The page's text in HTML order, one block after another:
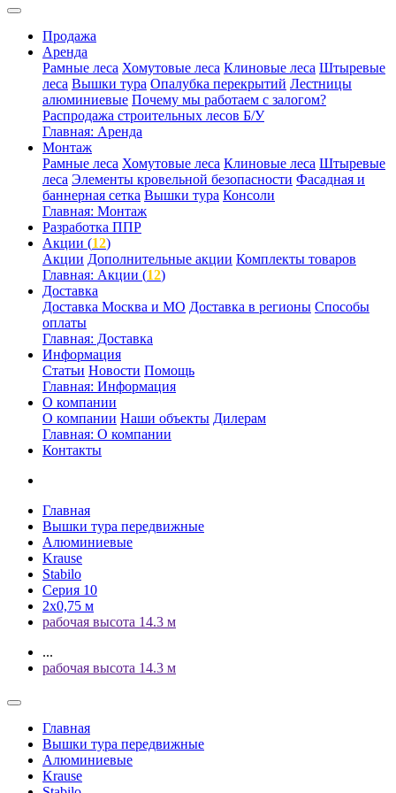
Продажа
Аренда
Рамные леса Хомутовые леса Клиновые леса Штыревые
леса Вышки тура Опалубка перекрытий Лестницы
алюминиевые Почему мы работаем с залогом?
Распродажа строительных лесов Б/У
Главная: Аренда
Монтаж
Рамные леса Хомутовые леса Клиновые леса Штыревые
леса Элементы кровельной безопасности Фасадная и
баннерная сетка Вышки тура Консоли
Главная: Монтаж
Разработка ППР
Акции (12)
Акции Дополнительные акции Комплекты товаров
Главная: Акции (12)
Доставка
Доставка Москва и МО Доставка в регионы Способы
оплаты
Главная: Доставка
Информация
Статьи Новости Помощь
Главная: Информация
О компании
О компании Наши объекты Дилерам
Главная: О компании
Контакты
Главная
Вышки тура передвижные
Алюминиевые
Krause
Stabilo
Серия 10
2х0,75 м
рабочая высота 14.3 м
...
рабочая высота 14.3 м
Главная
Вышки тура передвижные
Алюминиевые
Krause